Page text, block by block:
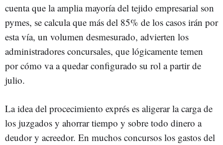
cuenta que la amplia mayoría del tejido empresarial son
pymes, se calcula que más del 85% de los casos irán por
esta vía, un volumen desmesurado, advierten los
administradores concursales, que lógicamente temen
por cómo va a quedar configurado su rol a partir de
julio.
La idea del procecimiento exprés es aligerar la carga de
los juzgados y ahorrar tiempo y sobre todo dinero a
deudor y acreedor. En muchos concursos los gastos del